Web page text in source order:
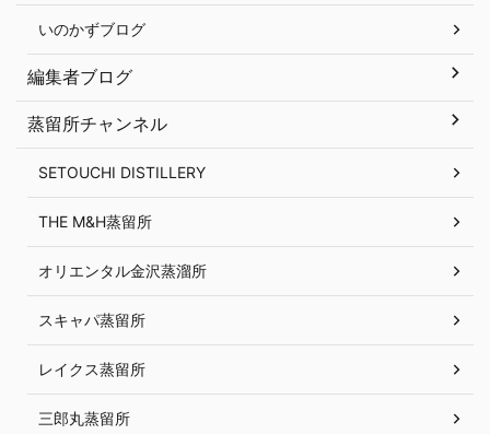
いのかずブログ
編集者ブログ
蒸留所チャンネル
SETOUCHI DISTILLERY
THE M&H蒸留所
オリエンタル金沢蒸溜所
スキャパ蒸留所
レイクス蒸留所
三郎丸蒸留所